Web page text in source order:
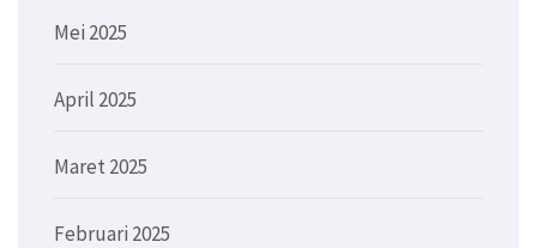
Mei 2025
April 2025
Maret 2025
Februari 2025